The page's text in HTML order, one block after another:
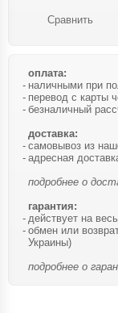
Сравнить
оплата:
наличными при
перевод с карты
безналичный
доставка:
самовывоз из
адресная
подробнее о
гарантия:
действует на
обмен или
Украины)
подробнее о